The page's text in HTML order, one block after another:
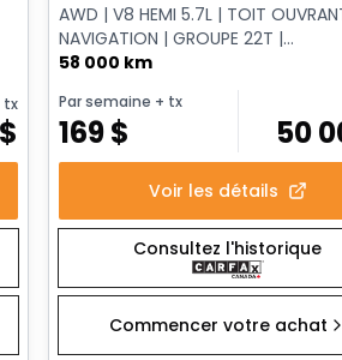
tx
$
AWD | V8 HEMI 5.7L | TOIT
NAVIGATION | GROUPE 22T |
REMORQUAGE CLASSE IV | SIÈGES
58 000 km
Par semaine + tx
169$ 50
Voir les détails
Consultez l'historique
Commencer votre achat